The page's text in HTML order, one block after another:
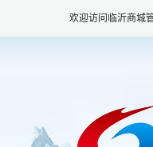
欢迎访问临沂商城